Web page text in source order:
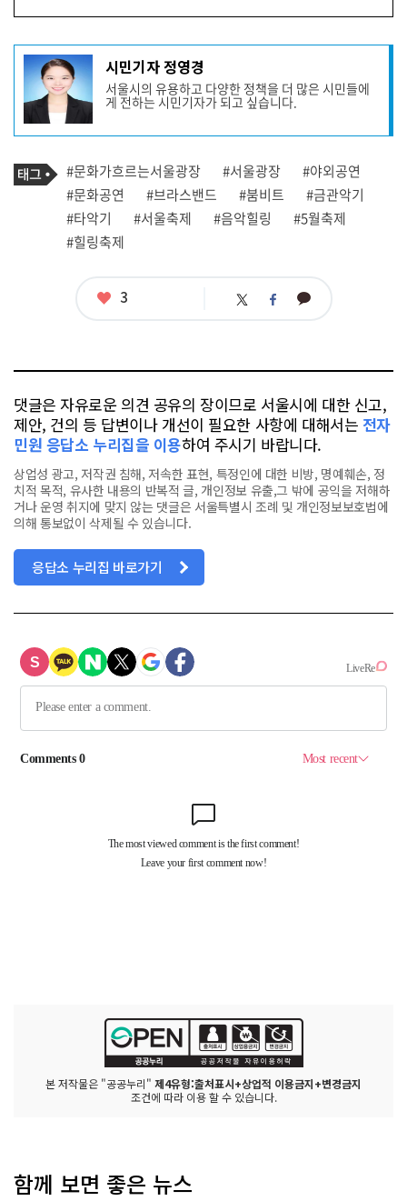
기
사
성
자
프
필
시민기자 정영경
서울시의 유용하고 다양한 정책을 더 많은 시민들에
게 전하는 시민기자가 되고 싶습니다.
기
사
관
련
태
그
태
그
#문화가흐르는서울광장 #서울광장
#야외공연
#문화공연
#브라스밴드 #붐비트
#금관악기
#타악기
#서울축제 #음악힐링
#5월축제
#힐링축제
좋
3 트 페 카
댓글은 자유로운 의견 공유의 장이므로 서울시에 대한 신고,
제안, 건의 등 답변이나 개선이 필요한 사항에 대해서는 전자
민원 응답소 누리집을 이용하여 주시기 바랍니다.
상업성 광고, 저작권 침해, 저속한 표현, 특정인에 대한 비방, 명예훼손, 정
치적 목적, 유사한 내용의 반복적 글, 개인정보 유출,그 밖에 공익을 저해하
거나 운영 취지에 맞지 않는 댓글은 서울특별시 조례 및 개인정보보호법에
의해 통보없이 삭제될 수 있습니다.
응답소 누리집 바로가기
본 저작물은 "공공누리" 제4유형:출처표시+상업적 이용금지+변경금지
조건에 따라 이용 할 수 있습니다.
함께 보면 좋은 뉴스